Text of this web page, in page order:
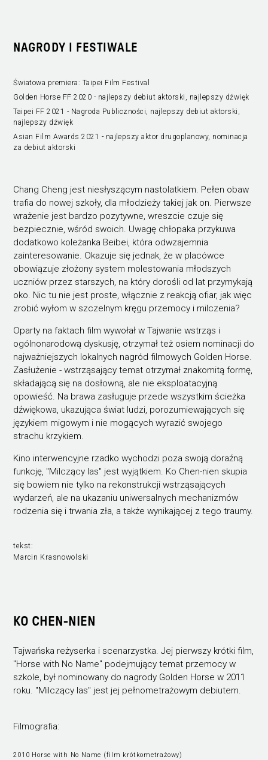
NAGRODY I FESTIWALE
Światowa premiera: Taipei Film Festival
Golden Horse FF 2020 - najlepszy debiut aktorski, najlepszy dźwięk
Taipei FF 2021 - Nagroda Publiczności, najlepszy debiut aktorski,
najlepszy dźwięk
Asian Film Awards 2021 - najlepszy aktor drugoplanowy, nominacja
za debiut aktorski
Chang Cheng jest niesłyszącym nastolatkiem. Pełen obaw
trafia do nowej szkoły, dla młodzieży takiej jak on. Pierwsze
wrażenie jest bardzo pozytywne, wreszcie czuje się
bezpiecznie, wśród swoich. Uwagę chłopaka przykuwa
dodatkowo koleżanka Beibei, która odwzajemnia
zainteresowanie. Okazuje się jednak, że w placówce
obowiązuje złożony system molestowania młodszych
uczniów przez starszych, na który dorośli od lat przymykają
oko. Nic tu nie jest proste, włącznie z reakcją ofiar, jak więc
zrobić wyłom w szczelnym kręgu przemocy i milczenia?
Oparty na faktach film wywołał w Tajwanie wstrząs i
ogólnonarodową dyskusję, otrzymał też osiem nominacji do
najważniejszych lokalnych nagród filmowych Golden Horse.
Zasłużenie - wstrząsający temat otrzymał znakomitą formę,
składającą się na dosłowną, ale nie eksploatacyjną
opowieść. Na brawa zasługuje przede wszystkim ścieżka
dźwiękowa, ukazująca świat ludzi, porozumiewających się
językiem migowym i nie mogących wyrazić swojego
strachu krzykiem.
Kino interwencyjne rzadko wychodzi poza swoją doraźną
funkcję, "Milczący las" jest wyjątkiem. Ko Chen-nien skupia
się bowiem nie tylko na rekonstrukcji wstrząsających
wydarzeń, ale na ukazaniu uniwersalnych mechanizmów
rodzenia się i trwania zła, a także wynikającej z tego traumy.
tekst:
Marcin Krasnowolski
KO CHEN-NIEN
Tajwańska reżyserka i scenarzystka. Jej pierwszy krótki film,
"Horse with No Name" podejmujący temat przemocy w
szkole, był nominowany do nagrody Golden Horse w 2011
roku. "Milczący las" jest jej pełnometrażowym debiutem.
Filmografia:
2010 Horse with No Name (film krótkometrażowy)